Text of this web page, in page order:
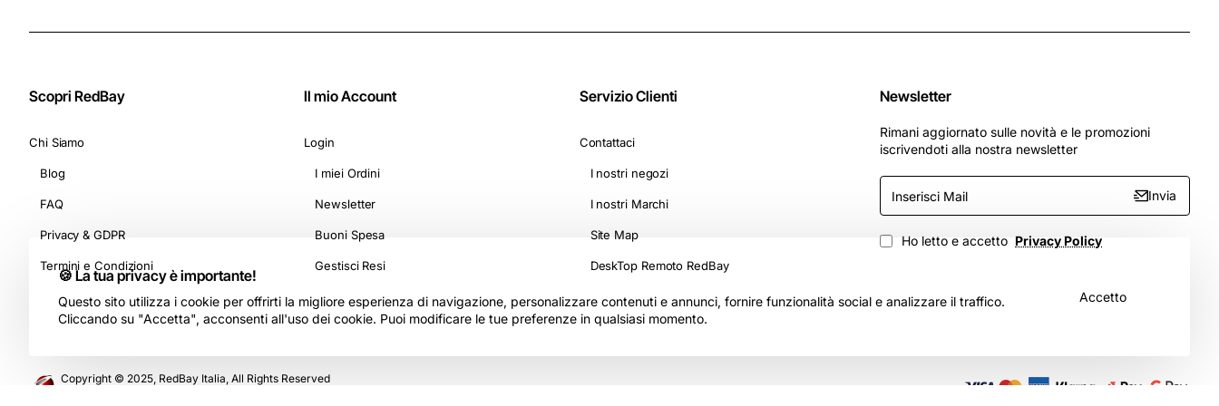
🍪 La tua privacy è importante!
Questo sito utilizza i cookie per offrirti la migliore esperienza di navigazione, personalizzare contenuti e annunci, fornire funzionalità social e analizzare il traffico.
Cliccando su "Accetta", acconsenti all'uso dei cookie. Puoi modificare le tue preferenze in qualsiasi momento.
Accetto
Scopri RedBay
Chi Siamo
Blog
FAQ
Privacy & GDPR
Termini e Condizioni
Il mio Account
Login
I miei Ordini
Newsletter
Buoni Spesa
Gestisci Resi
Servizio Clienti
Contattaci
I nostri negozi
I nostri Marchi
Site Map
DeskTop Remoto RedBay
Newsletter
Rimani aggiornato sulle novità e le promozioni
iscrivendoti alla nostra newsletter
Inserisci
Mail
Invia
Ho letto e accetto Privacy Policy
Copyright © 2025, RedBay Italia, All Rights Reserved